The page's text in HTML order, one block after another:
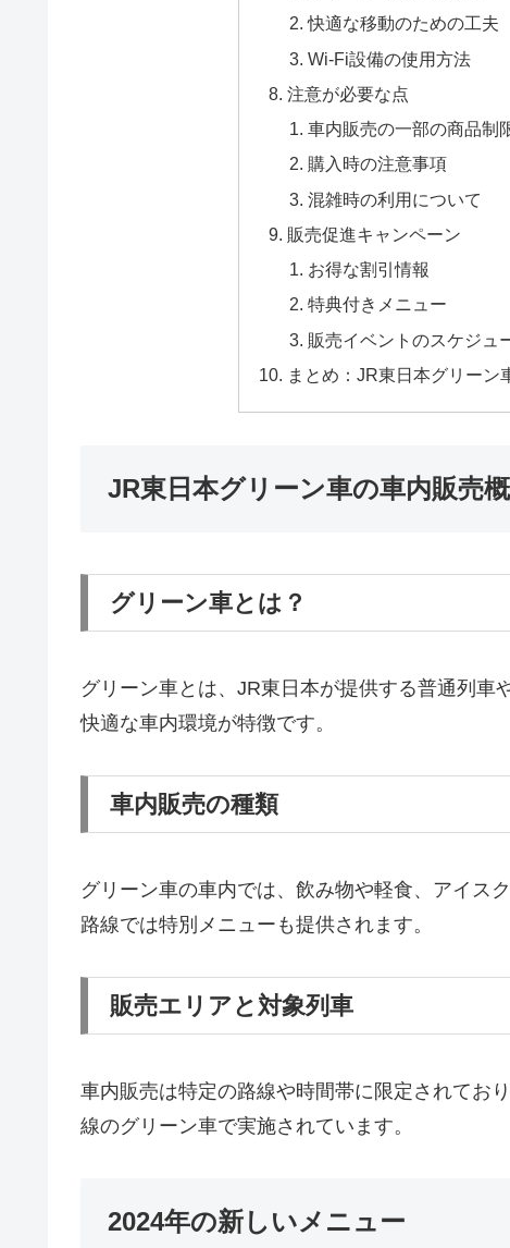
快適な移動のための工夫
Wi-Fi設備の使用方法
注意が必要な点
車内販売の一部の商品制
購入時の注意事項
混雑時の利用について
販売促進キャンペーン
お得な割引情報
特典付きメニュー
販売イベントのスケジュ
まとめ：JR東日本グリーン
JR東日本グリーン車の車内販売
グリーン車とは？
グリーン車とは、JR東日本が提供する普通列
快適な車内環境が特徴です。
車内販売の種類
グリーン車の車内では、飲み物や軽食、アイス
路線では特別メニューも提供されます。
販売エリアと対象列車
車内販売は特定の路線や時間帯に限定されてお
線のグリーン車で実施されています。
2024年の新しいメニュー